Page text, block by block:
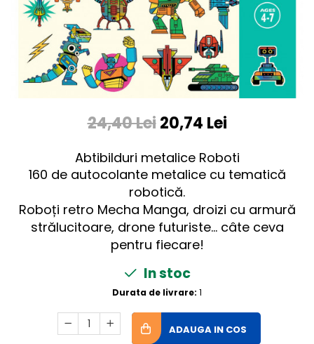
24,40 Lei 20,74 Lei
Abtibilduri metalice Roboti
160 de autocolante metalice cu tematică
robotică.
Roboți retro Mecha Manga, droizi cu armură
strălucitoare, drone futuriste... câte ceva
pentru fiecare!
In stoc
Durata de livrare: 1
ADAUGA IN COS